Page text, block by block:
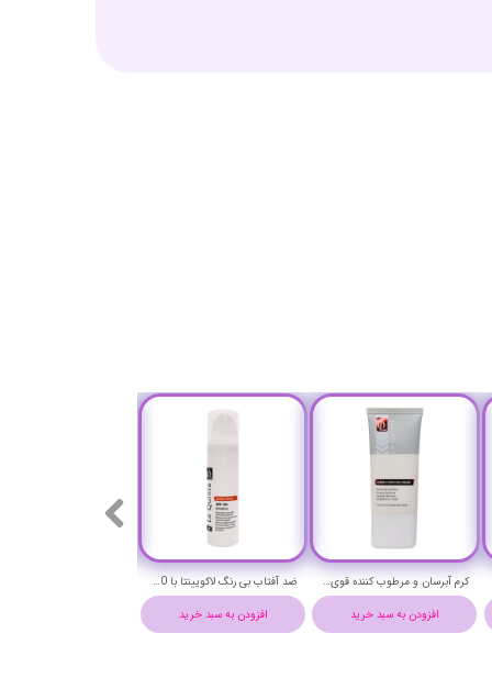
ضد آفتاب بی رنگ لاکویینتا با SPF+50 حجم 50 میلی لیتر - LaQuinta sunscreen with spf+50
افزودن به سبد خرید
کرم آبرسان و مرطوب کننده قوی لاکویینتا حجم 50 میلی لیتر - LaQuinta SUPER HYDRATING CREAM
افزودن به سبد خرید